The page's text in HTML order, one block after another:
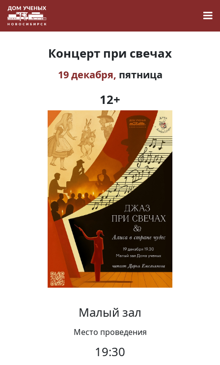
Наука
О Доме учёных
Виртуальный тур
Контакты
Вакансии
Концерт при свечах
19 декабря, пятница
12+
Малый зал
Место проведения
19:30